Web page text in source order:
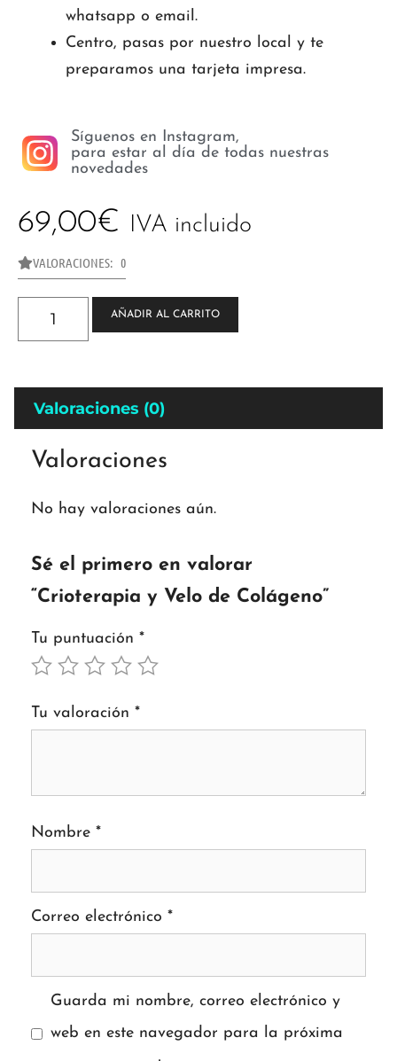
whatsapp o email.
Centro, pasas por nuestro local y te
preparamos una tarjeta impresa.
Síguenos en Instagram,
para estar al día de todas nuestras
novedades
69,00€ IVA incluido
VALORACIONES: 0
AÑADIR AL CARRITO
Valoraciones (0)
Valoraciones
No hay valoraciones aún.
Sé el primero en valorar
“Crioterapia y Velo de Colágeno”
Tu puntuación *
Tu valoración *
Nombre *
Correo electrónico *
Guarda mi nombre, correo electrónico y
web en este navegador para la próxima